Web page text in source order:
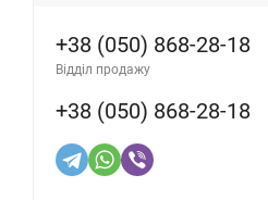
+38 (050) 868-28-18
Відділ продажу
+38 (050) 868-28-18